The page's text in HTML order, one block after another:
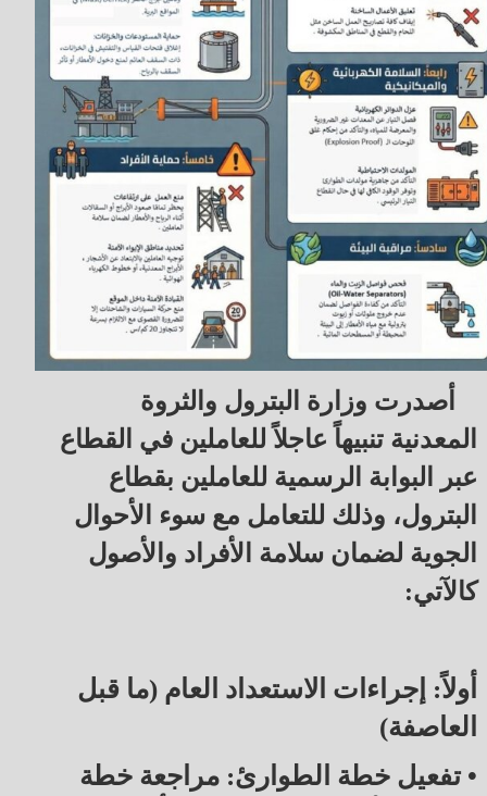
أصدرت وزارة البترول والثروة
المعدنية تنبيهاً عاجلاً للعاملين في القطاع
عبر البوابة الرسمية للعاملين بقطاع
البترول، وذلك للتعامل مع سوء الأحوال
الجوية لضمان سلامة الأفراد والأصول
كالآتي:
أولاً: إجراءات الاستعداد العام (ما قبل
العاصفة)
• تفعيل خطة الطوارئ: مراجعة خطة